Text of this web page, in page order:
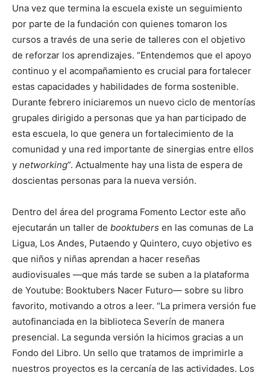
Una vez que termina la escuela existe un seguimiento
por parte de la fundación con quienes tomaron los
cursos a través de una serie de talleres con el objetivo
de reforzar los aprendizajes. “Entendemos que el apoyo
continuo y el acompañamiento es crucial para fortalecer
estas capacidades y habilidades de forma sostenible.
Durante febrero iniciaremos un nuevo ciclo de mentorías
grupales dirigido a personas que ya han participado de
esta escuela, lo que genera un fortalecimiento de la
comunidad y una red importante de sinergias entre ellos
y networking”. Actualmente hay una lista de espera de
doscientas personas para la nueva versión.
Dentro del área del programa Fomento Lector este año
ejecutarán un taller de booktubers en las comunas de La
Ligua, Los Andes, Putaendo y Quintero, cuyo objetivo es
que niños y niñas aprendan a hacer reseñas
audiovisuales —que más tarde se suben a la plataforma
de Youtube: Booktubers Nacer Futuro— sobre su libro
favorito, motivando a otros a leer. “La primera versión fue
autofinanciada en la biblioteca Severín de manera
presencial. La segunda versión la hicimos gracias a un
Fondo del Libro. Un sello que tratamos de imprimirle a
nuestros proyectos es la cercanía de las actividades. Los